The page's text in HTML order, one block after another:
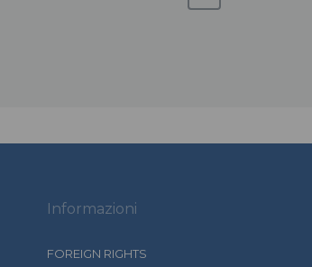
Informazioni
FOREIGN RIGHTS